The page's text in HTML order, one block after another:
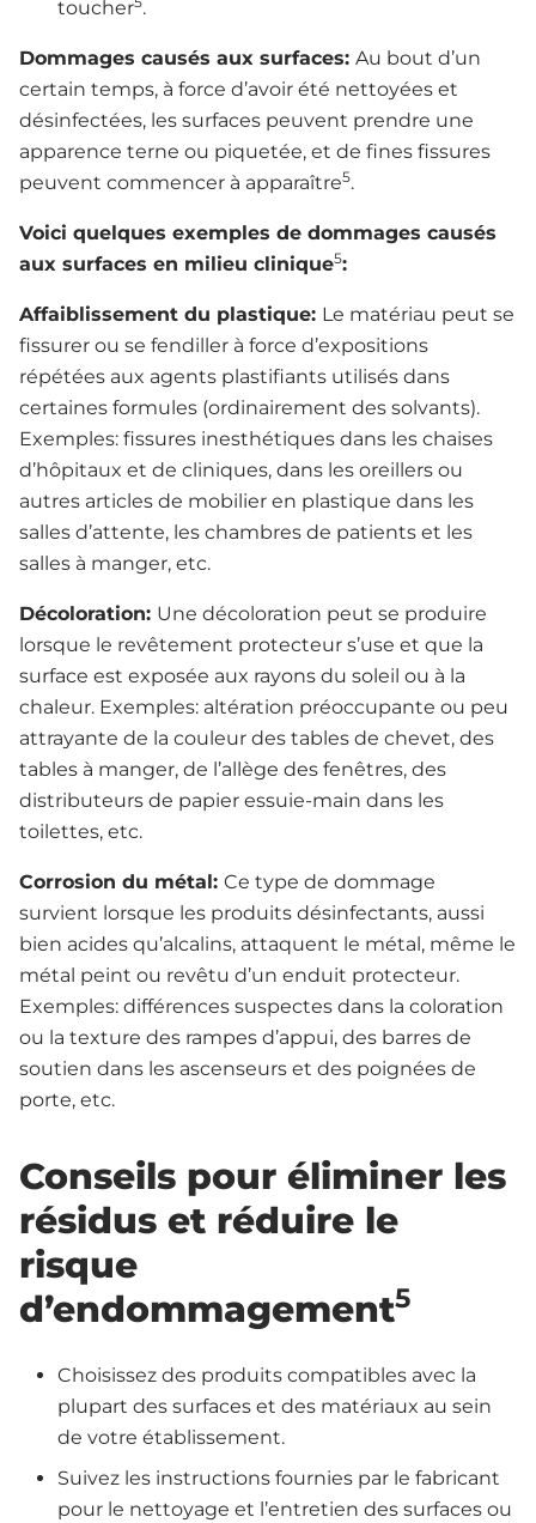
toucher .
Dommages causés aux surfaces: Au bout d’un
certain temps, à force d’avoir été nettoyées et
désinfectées, les surfaces peuvent prendre une
apparence terne ou piquetée, et de fines fissures
peuvent commencer à apparaître5.
Voici quelques exemples de dommages causés
aux surfaces en milieu clinique5:
Affaiblissement du plastique: Le matériau peut se
fissurer ou se fendiller à force d’expositions
répétées aux agents plastifiants utilisés dans
certaines formules (ordinairement des solvants).
Exemples: fissures inesthétiques dans les chaises
d’hôpitaux et de cliniques, dans les oreillers ou
autres articles de mobilier en plastique dans les
salles d’attente, les chambres de patients et les
salles à manger, etc.
Décoloration: Une décoloration peut se produire
lorsque le revêtement protecteur s’use et que la
surface est exposée aux rayons du soleil ou à la
chaleur. Exemples: altération préoccupante ou peu
attrayante de la couleur des tables de chevet, des
tables à manger, de l’allège des fenêtres, des
distributeurs de papier essuie-main dans les
toilettes, etc.
Corrosion du métal: Ce type de dommage
survient lorsque les produits désinfectants, aussi
bien acides qu’alcalins, attaquent le métal, même le
métal peint ou revêtu d’un enduit protecteur.
Exemples: différences suspectes dans la coloration
ou la texture des rampes d’appui, des barres de
soutien dans les ascenseurs et des poignées de
porte, etc.
Conseils pour éliminer les
résidus et réduire le
risque
d’endommagement5
Choisissez des produits compatibles avec la
plupart des surfaces et des matériaux au sein
de votre établissement.
Suivez les instructions fournies par le fabricant
pour le nettoyage et l’entretien des surfaces ou